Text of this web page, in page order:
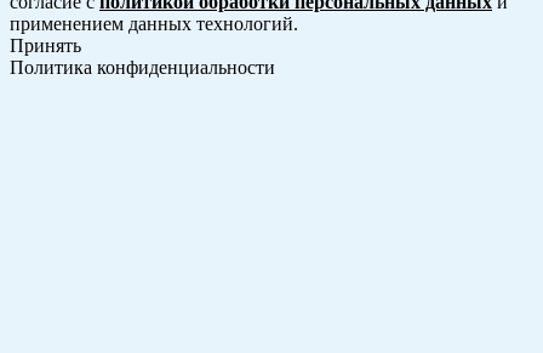
применением данных технологий.
Принять
Политика конфиденциальности